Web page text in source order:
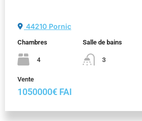
44210 Pornic
Chambres
4
Salle de bains
3
Vente
1050000€ FAI